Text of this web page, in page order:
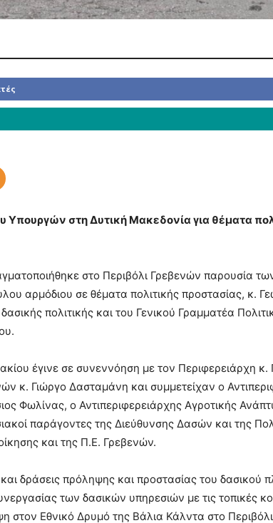
Υπουργών στη Δυτική Μακεδονία για θέματα
στο Περιβόλι Γρεβενών παρουσία
αρμόδιου σε θέματα πολιτικής προστασίας, κ.
πολιτικής και του Γενικού Γραμματέα
έγινε σε συνεννόηση με τον Περιφερειάρχη κ.
κ. Γιώργο Δασταμάνη και συμμετείχαν ο
Φωλίνας, ο Αντιπεριφερειάρχης Αγροτικής
παράγοντες της Διεύθυνσης Δασών και της
και της Π.Ε. Γρεβενών.
δράσεις πρόληψης και προστασίας του δασικού
των δασικών υπηρεσιών με τις τοπικές
στον Εθνικό Δρυμό της Βάλια Κάλντα στο